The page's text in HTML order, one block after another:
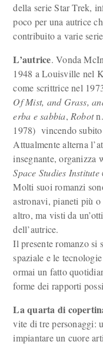
della serie Star Trek,
poco per una autrice
contribuito a varie
L’autrice. Vonda
1948 a Louisville nel
come scrittrice nel
Of Mist, and Grass,
erba e sabbia, Robot
1978) vincendo
Attualmente alterna
insegnante, organizza
Space Studies Institute
Molti suoi romanzi
astronavi, pianeti più
altro, ma visti da
dell’autrice.
Il presente romanzo si
spaziale e le
ormai un fatto
forme dei rapporti
La quarta di
vite di tre personaggi:
impiantare un cuore